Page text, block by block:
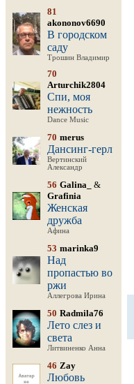
81
akononov6690
В городском
саду
Трошин Владимир
70
Arturchik2804
Спи, моя
нежность
Dance Music
70 merus
Дансинг-герл
Вертинский
Александр
56 Galina_
&
Grafinia
Женская
дружба
Афина
53 marinka9
Над
пропастью во
ржи
Аллегрова Ирина
50 Radmila76
Лето слез и
света
Литвиненко Анна
46 Zay
Любовь